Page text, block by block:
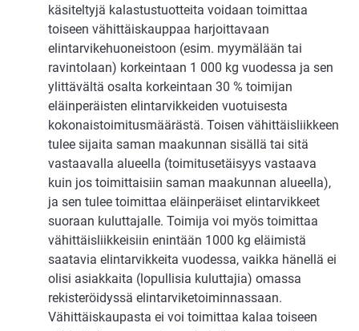
käsiteltyjä kalastustuotteita voidaan toimittaa
toiseen vähittäiskauppaa harjoittavaan
elintarvikehuoneistoon (esim. myymälään tai
ravintolaan) korkeintaan 1 000 kg vuodessa ja sen
ylittävältä osalta korkeintaan 30 % toimijan
eläinperäisten elintarvikkeiden vuotuisesta
kokonaistoimitusmäärästä. Toisen vähittäisliikkeen
tulee sijaita saman maakunnan sisällä tai sitä
vastaavalla alueella (toimitusetäisyys vastaava
kuin jos toimittaisiin saman maakunnan alueella),
ja sen tulee toimittaa eläinperäiset elintarvikkeet
suoraan kuluttajalle. Toimija voi myös toimittaa
vähittäisliikkeisiin enintään 1000 kg eläimistä
saatavia elintarvikkeita vuodessa, vaikka hänellä ei
olisi asiakkaita (lopullisia kuluttajia) omassa
rekisteröidyssä elintarviketoiminnassaan.
Vähittäiskaupasta ei voi toimittaa kalaa toiseen